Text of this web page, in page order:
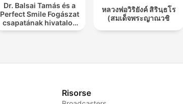
Dr. Balsai Tamás és a
Perfect Smile Fogászat
csapatának hivatalos
podcast csatornája
หลวงพ่อวิริยังค์ สิรินฺธโร
(สมเด็จพระญาณวชิ
Risorse